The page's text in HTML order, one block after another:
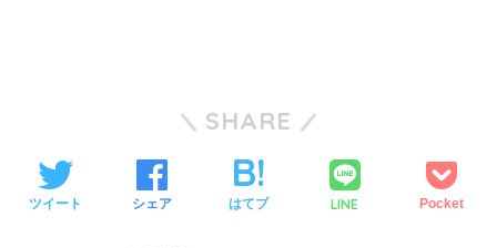
SHARE
ツイート シェア はてブ LINE Pocket